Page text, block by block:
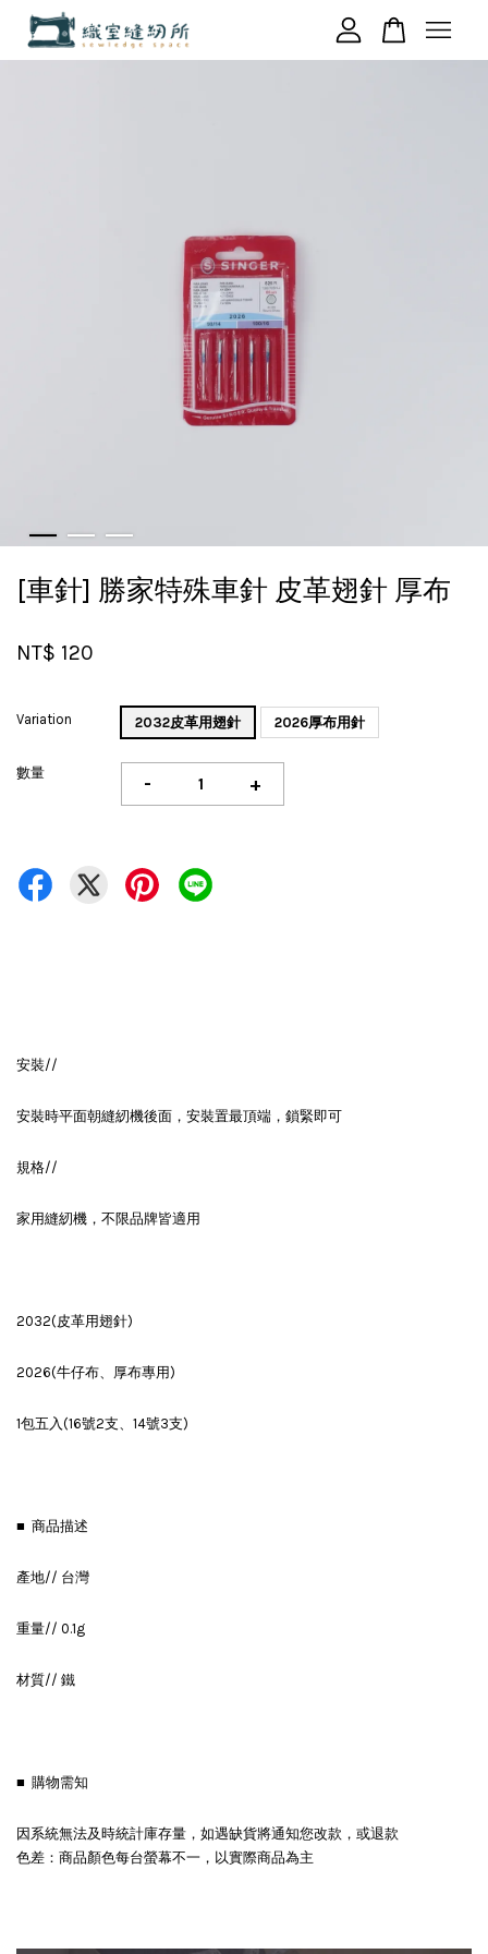
[車針] 勝家特殊車針 皮革翅針 厚布
NT$ 120
Variation 2032皮革用翅針 2026厚布用針
數量 - +
安裝//
安裝時平面朝縫紉機後面，安裝置最頂端，鎖緊即可
規格//
家用縫紉機，不限品牌皆適用
2032(皮革用翅針)
2026(牛仔布、厚布專用)
1包五入(16號2支、14號3支)
■ 商品描述
產地// 台灣
重量// 0.1g
材質// 鐵
■ 購物需知
因系統無法及時統計庫存量，如遇缺貨將通知您改款，或退款
色差：商品顏色每台螢幕不一，以實際商品為主